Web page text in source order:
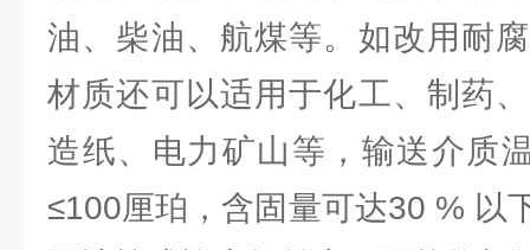
油、柴油、航煤等。如改用耐
材质还可以适用于化工、制药
造纸、电力矿山等，输送介
≤100厘珀，含固量可达30 % 以